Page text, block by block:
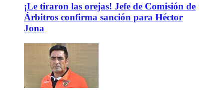
¡Le tiraron las orejas! Jefe de Comisión de
Árbitros confirma sanción para Héctor
Jona